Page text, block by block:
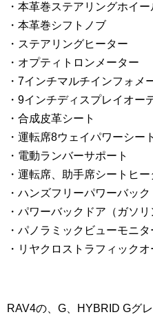
・本革巻ステアリングホイー
・本革巻シフトノブ
・ステアリングヒーター
・オプティトロンメーター
・7インチマルチインフォメ
・9インチディスプレイオー
・合成皮革シート
・運転席8ウェイパワーシート
・電動ランバーサポート
・運転席、助手席シートヒー
・ハンズフリーパワーバッ
・パワーバックドア（ガソリ
・パノラミックビューモニタ
・リヤクロストラフィック
RAV4の、G、HYBRID Gグ